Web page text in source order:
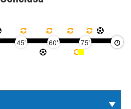
45' 60' 75' 90'